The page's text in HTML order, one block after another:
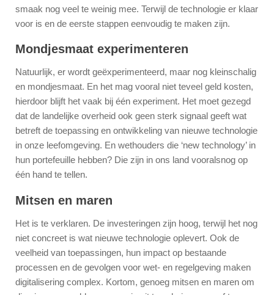
smaak nog veel te weinig mee. Terwijl de technologie er klaar
voor is en de eerste stappen eenvoudig te maken zijn.
Mondjesmaat experimenteren
Natuurlijk, er wordt geëxperimenteerd, maar nog kleinschalig
en mondjesmaat. En het mag vooral niet teveel geld kosten,
hierdoor blijft het vaak bij één experiment. Het moet gezegd
dat de landelijke overheid ook geen sterk signaal geeft wat
betreft de toepassing en ontwikkeling van nieuwe technologie
in onze leefomgeving. En wethouders die ‘new technology’ in
hun portefeuille hebben? Die zijn in ons land vooralsnog op
één hand te tellen.
Mitsen en maren
Het is te verklaren. De investeringen zijn hoog, terwijl het nog
niet concreet is wat nieuwe technologie oplevert. Ook de
veelheid van toepassingen, hun impact op bestaande
processen en de gevolgen voor wet- en regelgeving maken
digitalisering complex. Kortom, genoeg mitsen en maren om